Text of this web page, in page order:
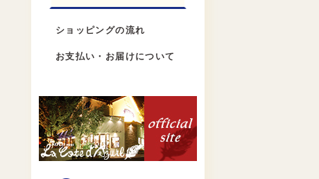
ショッピングの流れ
お支払い・お届けについて